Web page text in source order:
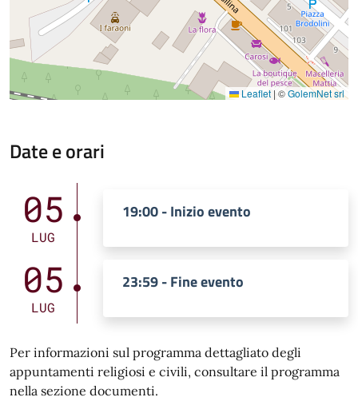
Leaflet | ©GolemNet srl
Date e orari
05
LUG
19:00 - Inizio evento
05
LUG
23:59 - Fine evento
Per informazioni sul programma dettagliato degli
appuntamenti religiosi e civili, consultare il programma
nella sezione documenti.